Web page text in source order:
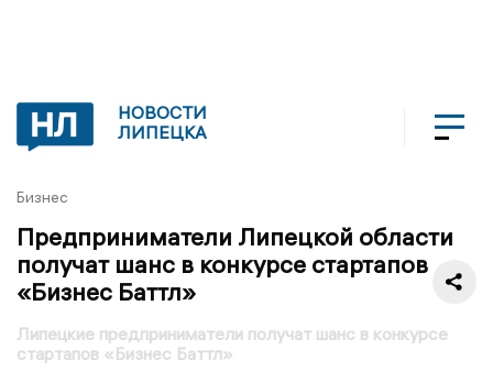
НОВОСТИ
ЛИПЕЦКА
Бизнес
Предприниматели Липецкой области
получат шанс в конкурсе стартапов
«Бизнес Баттл»
Липецкие предприниматели получат шанс в конкурсе
стартапов «Бизнес Баттл»